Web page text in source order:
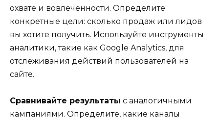
охвате и вовлеченности. Определите
конкретные цели: сколько продаж или лидов
вы хотите получить. Используйте инструменты
аналитики, такие как Google Analytics, для
отслеживания действий пользователей на
сайте.
Сравнивайте результаты с аналогичными
кампаниями. Определите, какие каналы